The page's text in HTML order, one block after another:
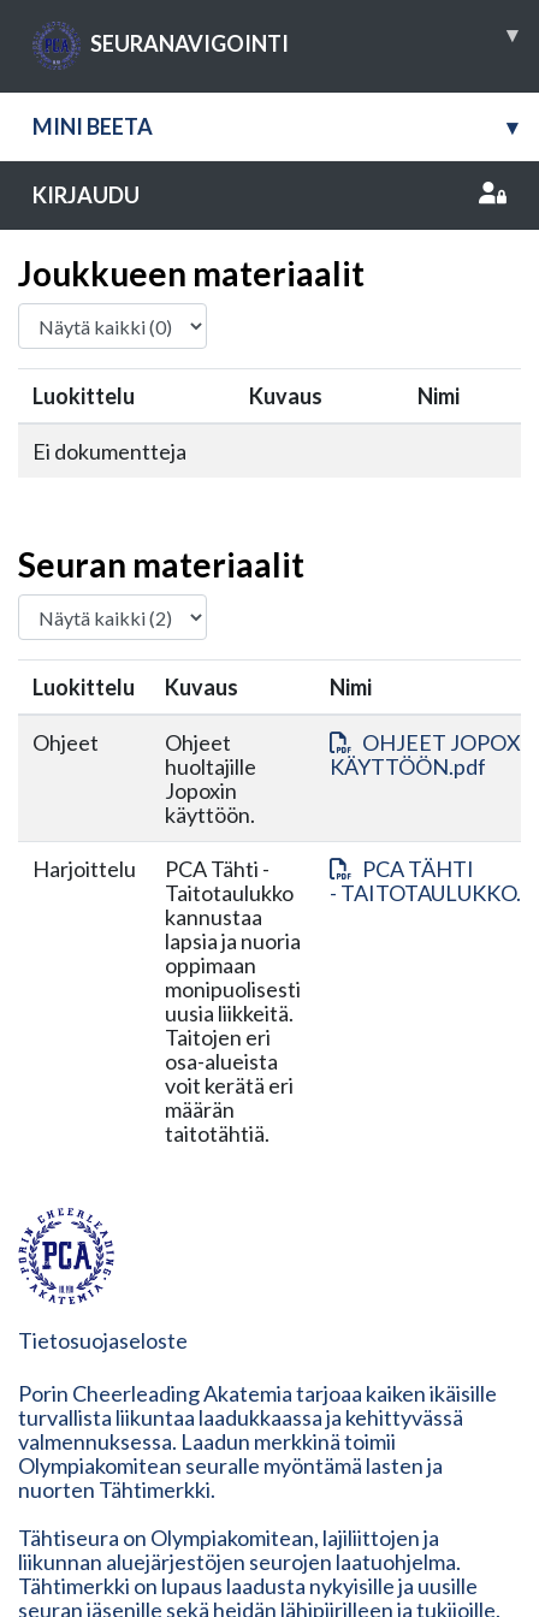
SEURANAVIGOINTI ▾
MINI BEETA ▾
KIRJAUDU
Joukkueen materiaalit
Luokittelu Kuvaus Nimi
Ei dokumentteja
Seuran materiaalit
Luokittelu Kuvaus Nimi
Ohjeet
Ohjeet
huoltajille
Jopoxin
käyttöön.
OHJEET
KÄYTTÖÖN.pdf
Harjoittelu
PCA Tähti -
Taitotaulukko
kannustaa
lapsia ja nuoria
oppimaan
monipuolisesti
uusia liikkeitä.
Taitojen eri
osa-alueista
voit kerätä eri
määrän
taitotähtiä.
PCA TÄHTI
-
Tietosuojaseloste
Porin Cheerleading Akatemia tarjoaa kaiken ikäisille
turvallista liikuntaa laadukkaassa ja kehittyvässä
valmennuksessa. Laadun merkkinä toimii
Olympiakomitean seuralle myöntämä lasten ja
nuorten Tähtimerkki.
Tähtiseura on Olympiakomitean, lajiliittojen ja
liikunnan aluejärjestöjen seurojen laatuohjelma.
Tähtimerkki on lupaus laadusta nykyisille ja uusille
seuran jäsenille sekä heidän lähipiirilleen ja tukijoille.